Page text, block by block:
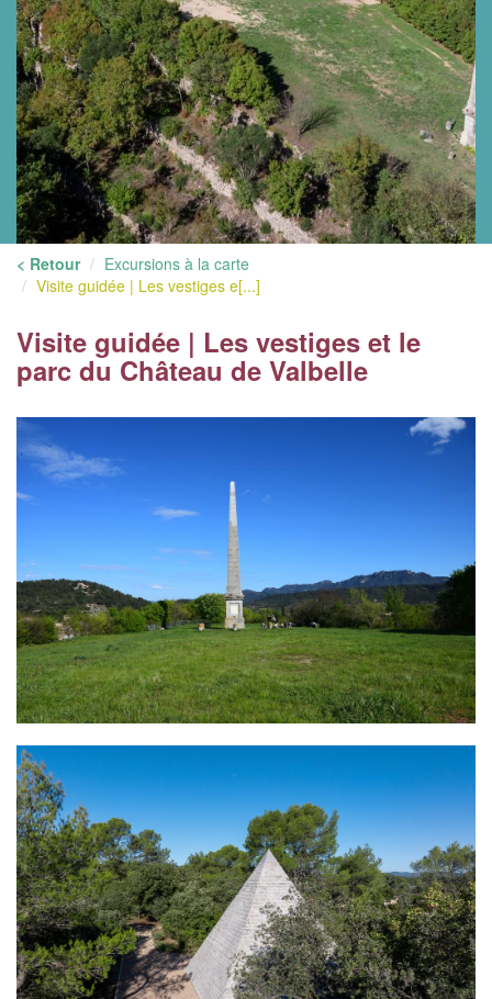
< Retour
Excursions à la carte
Visite guidée | Les vestiges e[...]
Visite guidée | Les vestiges et le
parc du Château de Valbelle